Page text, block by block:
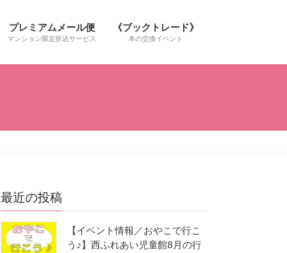
プレミアムメール便
マンション限定折込サービス
《ブックトレード》
本の交換イベント
最近の投稿
【イベント情報／おやこで行こ
う♪】西ふれあい児童館8月の行